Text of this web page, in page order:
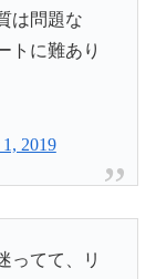
は問題な
トに難あり
2019
ってて、リ